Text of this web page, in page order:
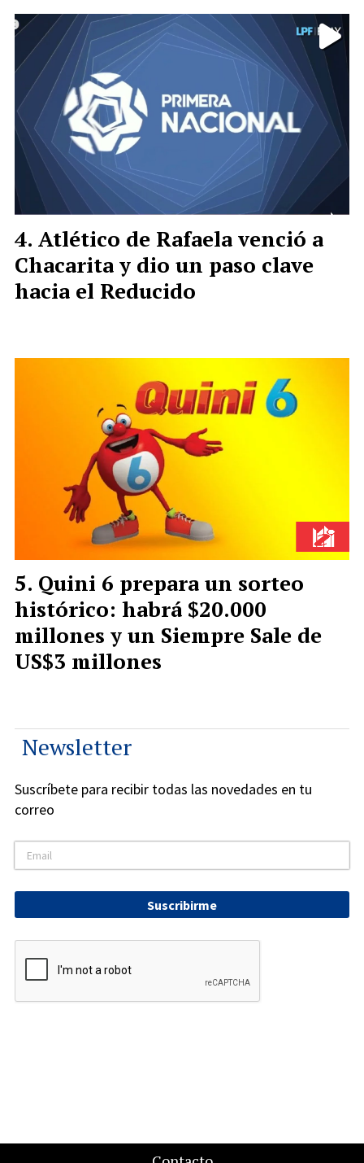
Atlético de Rafaela venció a
Chacarita y dio un paso clave
hacia el Reducido
Quini 6 prepara un sorteo
histórico: habrá $20.000
millones y un Siempre Sale de
US$3 millones
Newsletter
Suscríbete para recibir todas las novedades en tu
correo
Suscribirme